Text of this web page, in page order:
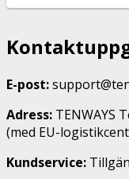
E-post:
Adress: TENWAYS
(med EU-
Kundservice: